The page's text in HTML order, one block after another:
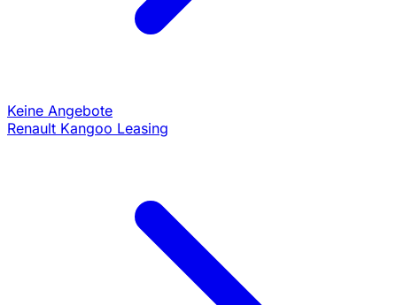
Keine Angebote
Renault Kangoo Leasing